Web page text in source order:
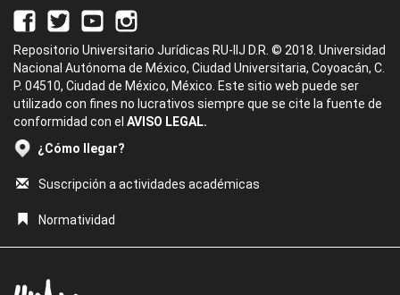
Repositorio Universitario Jurídicas RU-IIJ D.R. © 2018. Universidad
Nacional Autónoma de México, Ciudad Universitaria, Coyoacán, C.
P. 04510, Ciudad de México, México. Este sitio web puede ser
utilizado con fines no lucrativos siempre que se cite la fuente de
conformidad con el AVISO LEGAL.
¿Cómo llegar?
Suscripción a actividades académicas
Normatividad